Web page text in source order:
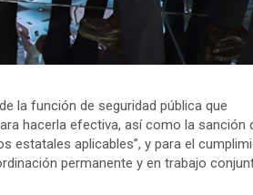
la función de seguridad pública que
hacerla efectiva, así como la sanción
estatales aplicables”, y para el
permanente y en trabajo